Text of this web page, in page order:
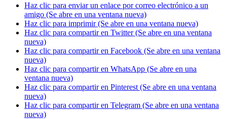
Haz clic para enviar un enlace por correo electrónico a un
amigo (Se abre en una ventana nueva)
Haz clic para imprimir (Se abre en una ventana nueva)
Haz clic para compartir en Twitter (Se abre en una ventana
nueva)
Haz clic para compartir en Facebook (Se abre en una ventana
nueva)
Haz clic para compartir en WhatsApp (Se abre en una
ventana nueva)
Haz clic para compartir en Pinterest (Se abre en una ventana
nueva)
Haz clic para compartir en Telegram (Se abre en una ventana
nueva)